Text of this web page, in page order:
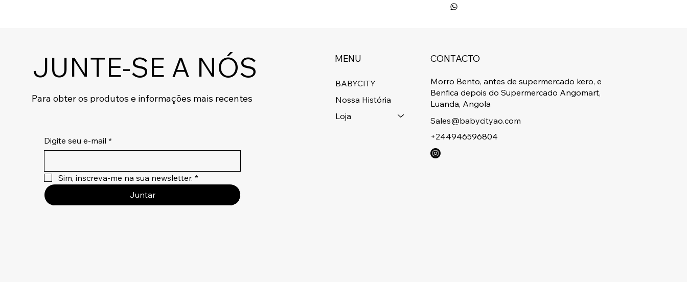
JUNTE-SE A NÓS
Para obter os produtos e informações mais recentes
Digite seu e-mail *
Sim, inscreva-me na sua newsletter. *
Juntar
MENU
BABYCITY
Nossa História
Loja
CONTACTO
Morro Bento, antes de supermercado kero, e
Benfica depois do Supermercado Angomart,
Luanda, Angola
Sales@babycityao.com
+244946596804